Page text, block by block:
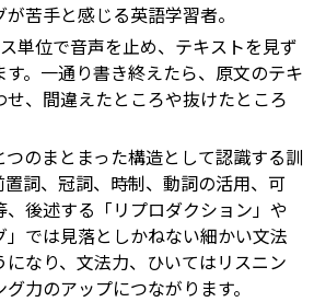
が苦手と感じる英語学習者。
単位で音声を止め、テキストを見ず
す。一通り書き終えたら、原文のテキ
せ、間違えたところや抜けたところ
つのまとまった構造として認識する訓
詞、冠詞、時制、動詞の活用、可
後述する「リプロダクション」や
」では見落としかねない細かい文法
になり、文法力、ひいてはリスニン
力のアップにつながります。